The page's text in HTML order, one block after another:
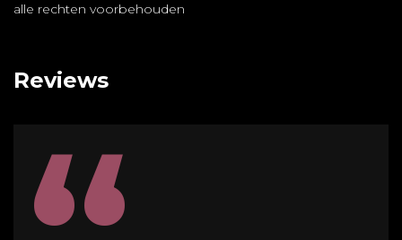
alle rechten voorbehouden
Reviews